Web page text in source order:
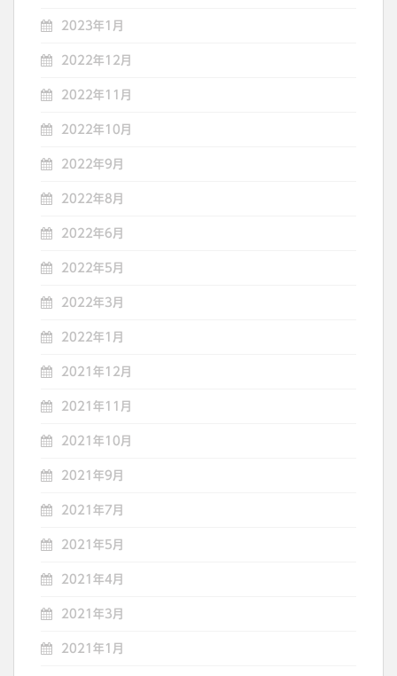
2023年1月
2022年12月
2022年11月
2022年10月
2022年9月
2022年8月
2022年6月
2022年5月
2022年3月
2022年1月
2021年12月
2021年11月
2021年10月
2021年9月
2021年7月
2021年5月
2021年4月
2021年3月
2021年1月